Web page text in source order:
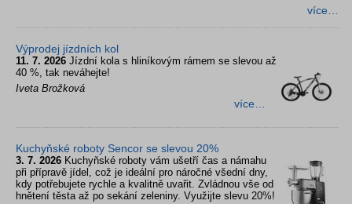
více…
Výprodej jízdních kol
11. 7. 2026 Jízdní kola s hliníkovým rámem se slevou až
40 %, tak neváhejte!
Iveta Brožková
více…
Kuchyňské roboty Sencor se slevou 20%
3. 7. 2026 Kuchyňské roboty vám ušetří čas a námahu
při přípravě jídel, což je ideální pro náročné všední dny,
kdy potřebujete rychle a kvalitně uvařit. Zvládnou vše od
hnětení těsta až po sekání zeleniny. Využijte slevu 20%!